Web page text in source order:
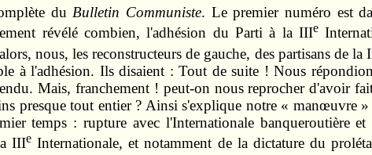
duBulletin Communiste. Le premier numéro est
révélé combien, l'adhésion du Parti à la IIIe
nous, les reconstructeurs de gauche, des partisans de la
à l'adhésion. Ils disaient : Tout de suite ! Nous
Mais, franchement ! peut-on nous reprocher d'avoir
presque tout entier ? Ainsi s'explique notre « manœuvre
temps : rupture avec l'Internationale banqueroutière
IIIe Internationale, et notamment de la dictature du